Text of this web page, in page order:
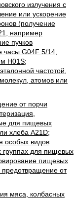
излучения с
или ускорение
(получение
например
пучков
часы G04F 5/14;
H01S;
частотой,
атомов или
от порчи
для пищевых
хлеба A21D;
особых видов
группах для пищевых
пищевых
предотвращение от
мяса, колбасных